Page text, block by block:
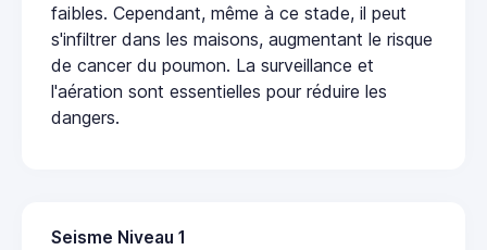
faibles. Cependant, même à ce stade, il peut
s'infiltrer dans les maisons, augmentant le risque
de cancer du poumon. La surveillance et
l'aération sont essentielles pour réduire les
dangers.
Seisme Niveau 1